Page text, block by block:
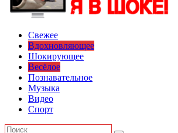
Свежее
Вдохновляющее
Шокирующее
Весёлое
Познавательное
Музыка
Видео
Спорт